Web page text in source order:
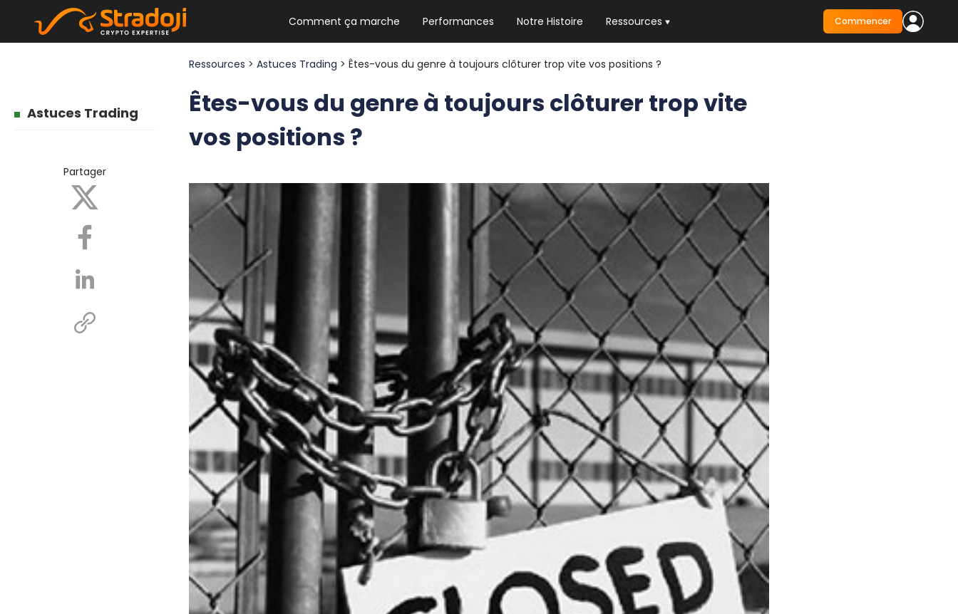
Comment ça marche Performances Notre Histoire Ressources
NEWSLETTER HEBDO
Les news crypto dont vous avez besoin
Commencer
Astuces Trading
Partager
Ressources >Astuces Trading > Êtes-vous du genre à toujours clôturer trop vite vos positions ?
Êtes-vous du genre à toujours clôturer trop vite
vos positions ?